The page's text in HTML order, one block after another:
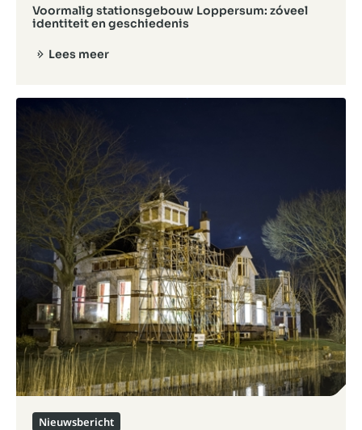
Voormalig stationsgebouw Loppersum: zóveel
identiteit en geschiedenis
Lees meer
Nieuwsbericht